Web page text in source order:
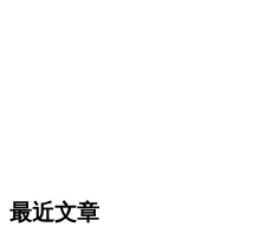
最近文章